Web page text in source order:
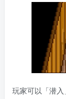
玩家可以「潜